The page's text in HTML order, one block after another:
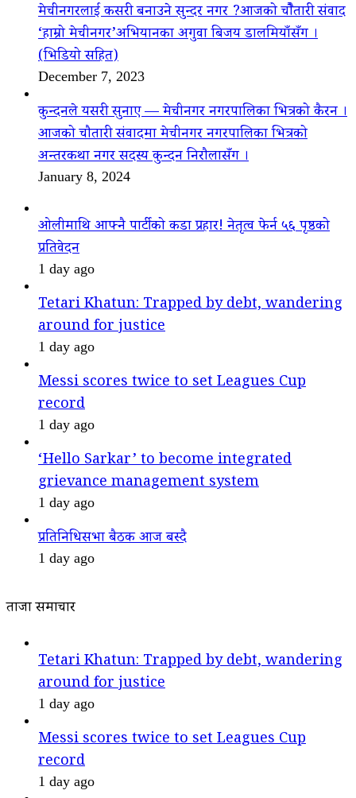
मेचीनगरलाई कसरी बनाउने सुन्दर नगर ?आजको चौैतारी संवाद
‘हाम्रो मेचीनगर’अभियानका अगुवा बिजय डालमियाँसँग ।
(भिडियो सहित)
December 7, 2023
कुन्दनले यसरी सुनाए — मेचीनगर नगरपालिका भित्रको कैरन ।
आजको चौतारी संवादमा मेचीनगर नगरपालिका भित्रको
अन्तरकथा नगर सदस्य कुन्दन निरौलासँग ।
January 8, 2024
ओलीमाथि आफ्नै पार्टीको कडा प्रहार! नेतृत्व फेर्न ५६ पृष्ठको
प्रतिवेदन
1 day ago
Tetari Khatun: Trapped by debt, wandering
around for justice
1 day ago
Messi scores twice to set Leagues Cup
record
1 day ago
‘Hello Sarkar’ to become integrated
grievance management system
1 day ago
प्रतिनिधिसभा बैठक आज बस्दै
1 day ago
ताजा समाचार
Tetari Khatun: Trapped by debt, wandering
around for justice
1 day ago
Messi scores twice to set Leagues Cup
record
1 day ago